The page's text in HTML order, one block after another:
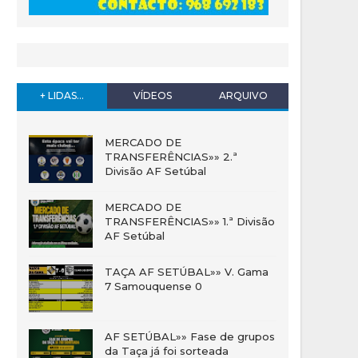
+ LIDAS... VÍDEOS ARQUIVO
MERCADO DE
TRANSFERÊNCIAS»» 2.ª
Divisão AF Setúbal
MERCADO DE
TRANSFERÊNCIAS»» 1.ª Divisão
AF Setúbal
TAÇA AF SETÚBAL»» V. Gama
7 Samouquense 0
AF SETÚBAL»» Fase de grupos
da Taça já foi sorteada